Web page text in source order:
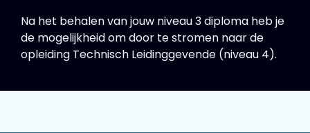
Na het behalen van jouw niveau 3 diploma heb je
de mogelijkheid om door te stromen naar de
opleiding Technisch Leidinggevende (niveau 4).